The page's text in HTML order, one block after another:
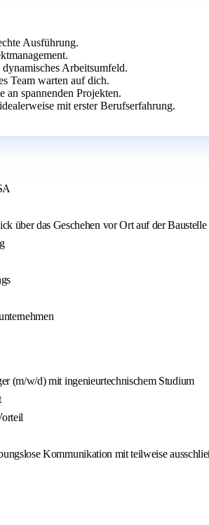
Ausführung.
Arbeitsumfeld.
Team warten auf dich.
an spannenden Projekten.
mit erster Berufserfahrung.
über das Geschehen vor Ort auf der Baustelle
(m/w/d) mit ingenieurtechnischem Studium
Kommunikation mit teilweise